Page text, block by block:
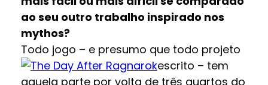
ao seu outro trabalho inspirado nos
mythos?
Todo jogo – e presumo que todo projeto
escrito – tem
aquela parte por volta de três quartos do